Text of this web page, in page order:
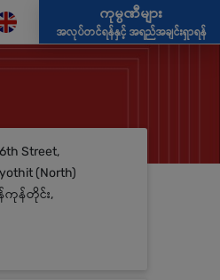
ကုမ္ပဏီများ
အလုပ်တင်ရန်နှင့် အရည်အချင်းရှာရန်
Street,
(North)
န်ကုန်တိုင်း,